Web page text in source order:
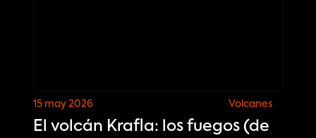
15 may 2026 Volcanes
El volcán Krafla: los fuegos (de